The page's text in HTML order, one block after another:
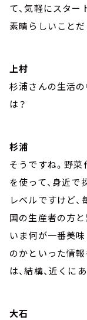
て、気軽にスター
素晴らしいことだ
上村
杉浦さんの生活
は？
杉浦
そうですね。野菜
を使って、身近
レベルですけど、
国の生産者の方と
いま何が一番美
のかといった情
は、結構、近くに
大石